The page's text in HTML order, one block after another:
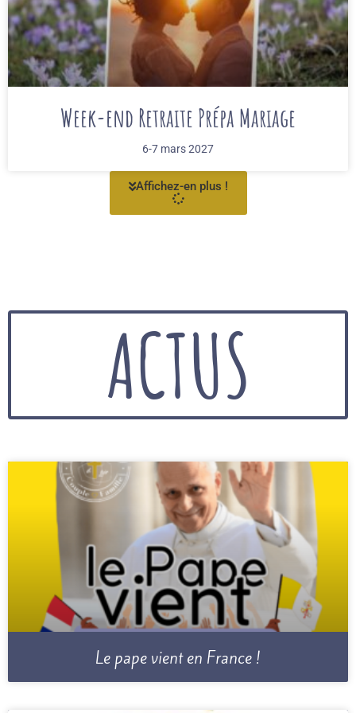
Week-end Retraite Prépa Mariage
6-7 mars 2027
Affichez-en plus !
Le pape vient en France !
ACTUS